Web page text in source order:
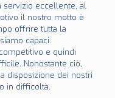
eccellente, al
il nostro motto è
offrire tutta la
capaci.
e quindi
Nonostante ciò,
disposizione dei nostri
in difficoltà.